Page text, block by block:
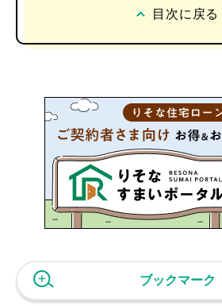
目次に戻る
ブックマーク